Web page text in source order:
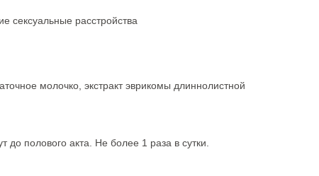
сексуальные расстройства
молочко, экстракт эврикомы длиннолистной
до полового акта. Не более 1 раза в сутки.